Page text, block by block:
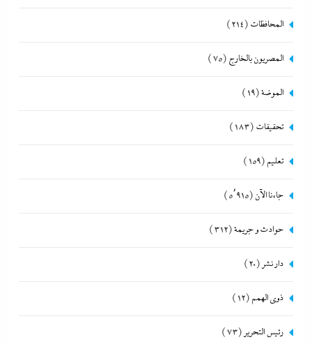
المحافظات (214)
المصريون بالخارج (75)
الموضة(19)
تحقيقات (183)
تعليم (159)
جاءنا الآن (5٬915)
حوادث و جريمة(312)
دار نشر (20)
ذوى الهمم (12)
رئيس التحرير (73)